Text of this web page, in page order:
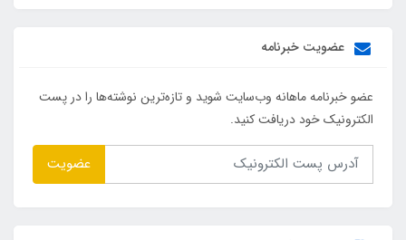
عضویت خبرنامه
عضو خبرنامه ماهانه وب‌سایت شوید و تازه‌ترین نوشته‌ها را در پست
الکترونیک خود دریافت کنید.
عضویت